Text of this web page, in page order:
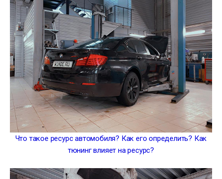
Что такое ресурс автомобиля? Как его определить? Как
тюнинг влияет на ресурс?